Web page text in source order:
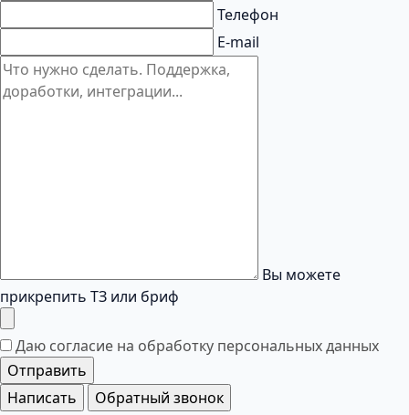
Телефон
E-mail
Вы можете
прикрепить ТЗ или бриф
Даю согласие на обработку персональных данных
Отправить
Написать
Обратный звонок